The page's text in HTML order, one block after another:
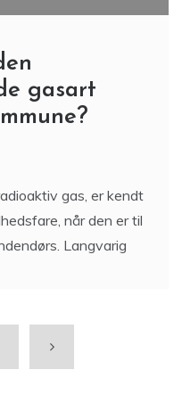
gasart
gas, er kendt
når den er til
Langvarig